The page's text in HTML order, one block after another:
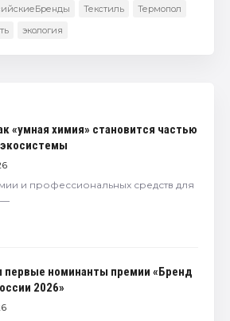
Текстиль
Термопол
экология
«умная химия» становится частью
и профессиональных средств для
—
первые номинанты премии «Бренд
2026»